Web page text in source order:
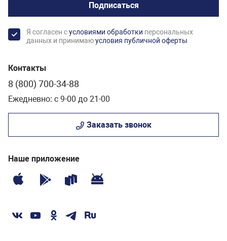
Подписаться
Я согласен сусловиями обработки персональных
данных и принимаюусловия публичной оферты
Контакты
8 (800) 700-34-88
Ежедневно: с 9-00 до 21-00
Заказать звонок
Наше приложение